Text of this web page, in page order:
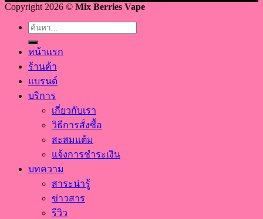
Copyright 2026 © Mix Berries Vape
ค้นหา:
หน้าแรก
ร้านค้า
แบรนด์
บริการ
เกี่ยวกับเรา
วิธีการสั่งซื้อ
สะสมแต้ม
แจ้งการชำระเงิน
บทความ
สาระน่ารู้
ข่าวสาร
รีวิว